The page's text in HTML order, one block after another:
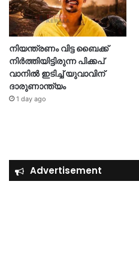
നിയന്ത്രണം വിട്ട ബൈക്ക്
നിർത്തിയിട്ടിരുന്ന പിക്കപ്
വാനിൽ ഇടിച്ച് യുവാവിന്
ദാരുണാന്ത്യം
1 day ago
Advertisement